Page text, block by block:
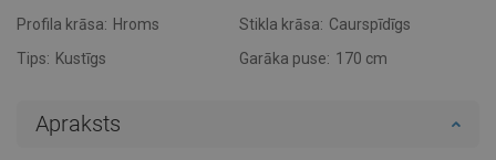
Profila krāsa: Hroms Stikla krāsa: Caurspīdīgs
Tips: Kustīgs Garāka puse: 170 cm
Apraksts